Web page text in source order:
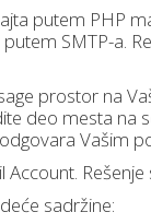
putem PHP
SMTP-a.
prostor na
deo mesta na
Vašim
Account. Rešenje
sadržine: